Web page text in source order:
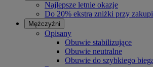
Najlepsze letnie okazje
Do 20% ekstra zniżki przy
Mężczyźni
Opisany
Obuwie stabilizujące
Obuwie neutralne
Obuwie do szybkiego